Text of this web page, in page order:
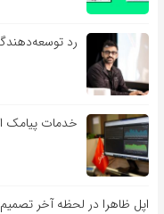
رد
خدمات پیامک